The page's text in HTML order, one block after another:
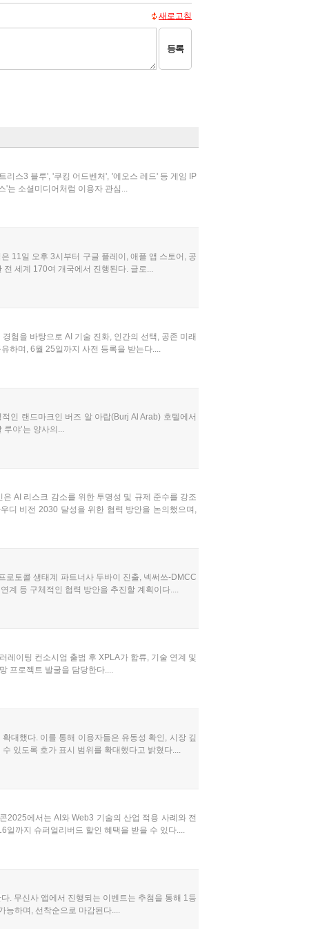
새로고침
등록
스3 블루', '쿠킹 어드벤처', '에오스 레드' 등 게임 IP
소셜미디어처럼 이용자 관심...
11일 오후 3시부터 구글 플레이, 애플 앱 스토어, 공
세계 170여 개국에서 진행된다. 글로...
험을 바탕으로 AI 기술 진화, 인간의 선택, 공존 미래
하며, 6월 25일까지 사전 등록을 받는다....
인 랜드마크인 버즈 알 아랍(Burj Al Arab) 호텔에서
야’는 양사의...
AI 리스크 감소를 위한 투명성 및 규제 준수를 강조
디 비전 2030 달성을 위한 협력 방안을 논의했으며,
로토콜 생태계 파트너사 두바이 진출, 넥써쓰-DMCC
등 구체적인 협력 방안을 추진할 계획이다....
레이팅 컨소시엄 출범 후 XPLA가 합류, 기술 연계 및
프로젝트 발굴을 담당한다....
대했다. 이를 통해 이용자들은 유동성 확인, 시장 깊
있도록 호가 표시 범위를 확대했다고 밝혔다....
2025에서는 AI와 Web3 기술의 산업 적용 사례와 전
까지 슈퍼얼리버드 할인 혜택을 받을 수 있다....
. 무신사 앱에서 진행되는 이벤트는 추첨을 통해 1등
하며, 선착순으로 마감된다....